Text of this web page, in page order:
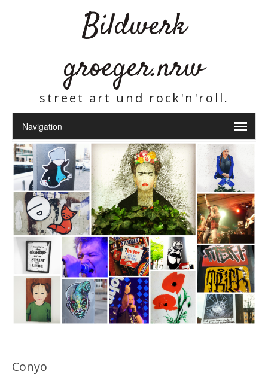
Bildwerk
groeger.nrw
street art und rock'n'roll.
Conyo